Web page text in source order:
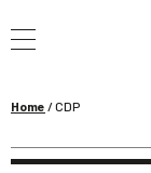
Home /CDP